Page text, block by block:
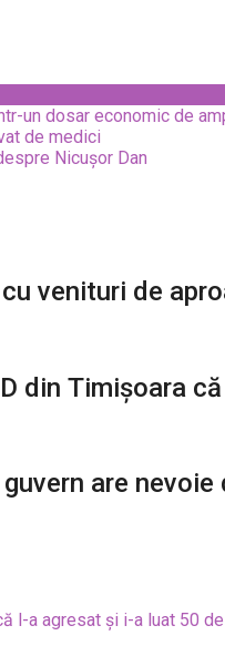
un dosar economic de
de medici
Nicușor Dan
venituri de
din Timișoara
are